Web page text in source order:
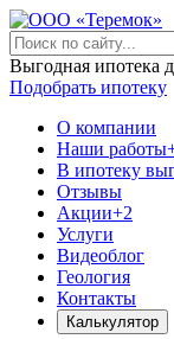
Выгодная ипотека
Подобрать ипотеку
О компании
Наши работы
В ипотеку
Отзывы
Акции+2
Услуги
Видеоблог
Геология
Контакты
Калькулятор